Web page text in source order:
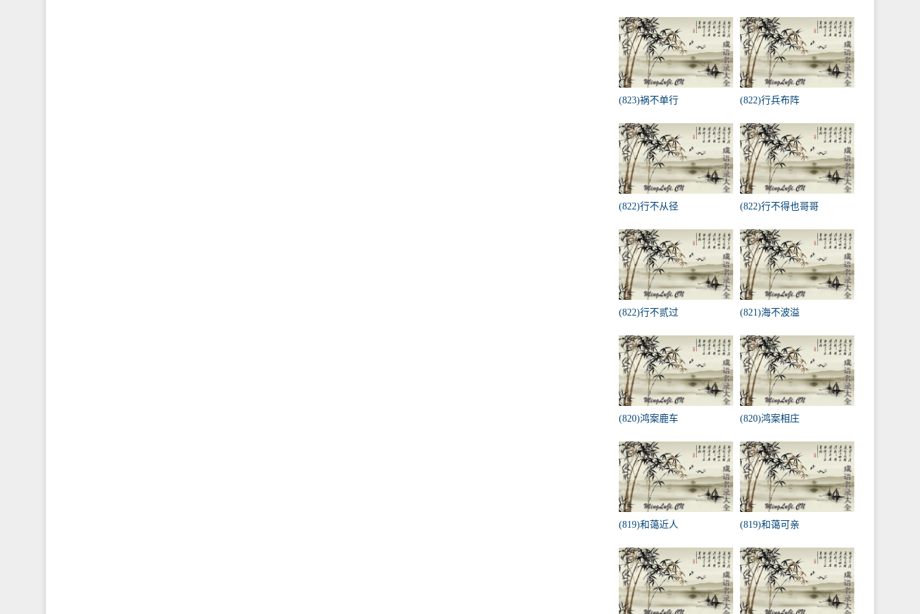
(823)祸不单行 (822)行兵布阵
(822)行不从径 (822)行不得也哥哥
(822)行不贰过 (821)海不波溢
(820)鸿案鹿车 (820)鸿案相庄
(819)和蔼近人 (819)和蔼可亲